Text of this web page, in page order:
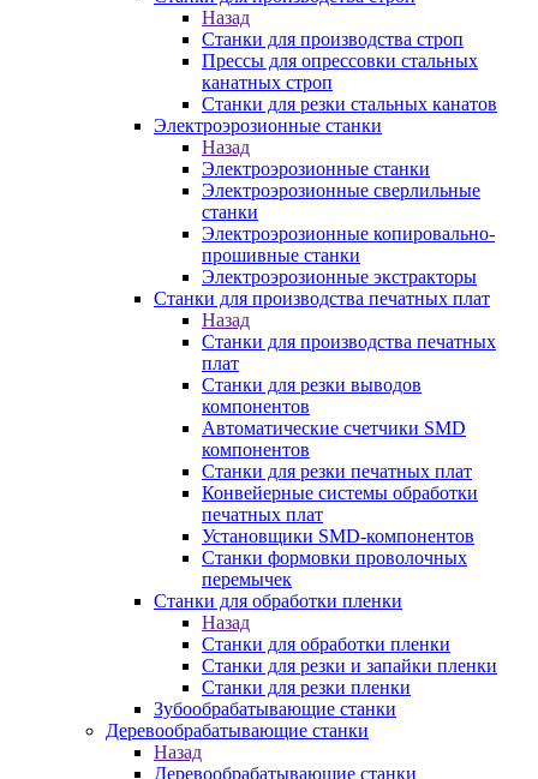
Назад
Станки для производства строп
Прессы для опрессовки стальных
канатных строп
Станки для резки стальных канатов
Электроэрозионные станки
Назад
Электроэрозионные станки
Электроэрозионные сверлильные
станки
Электроэрозионные копировально-
прошивные станки
Электроэрозионные экстракторы
Станки для производства печатных плат
Назад
Станки для производства печатных
плат
Станки для резки выводов
компонентов
Автоматические счетчики SMD
компонентов
Станки для резки печатных плат
Конвейерные системы обработки
печатных плат
Установщики SMD-компонентов
Станки формовки проволочных
перемычек
Станки для обработки пленки
Назад
Станки для обработки пленки
Станки для резки и запайки пленки
Станки для резки пленки
Зубообрабатывающие станки
Деревообрабатывающие станки
Назад
Деревообрабатывающие станки